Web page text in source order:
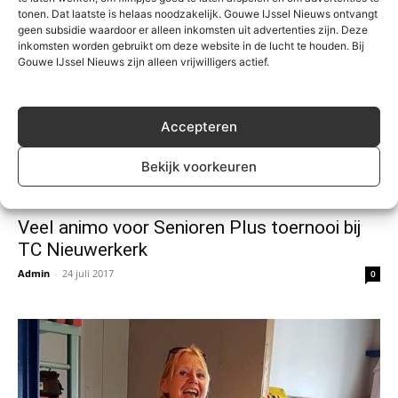
tonen. Dat laatste is helaas noodzakelijk. Gouwe IJssel Nieuws ontvangt
geen subsidie waardoor er alleen inkomsten uit advertenties zijn. Deze
inkomsten worden gebruikt om deze website in de lucht te houden. Bij
Gouwe IJssel Nieuws zijn alleen vrijwilligers actief.
Accepteren
Bekijk voorkeuren
Veel animo voor Senioren Plus toernooi bij
TC Nieuwerkerk
Admin - 24 juli 2017 0